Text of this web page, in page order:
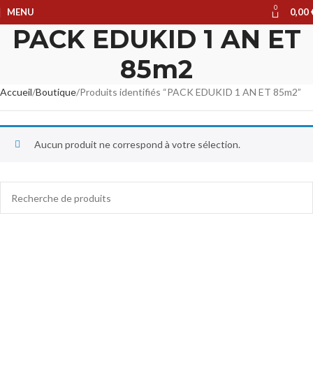
MENU 0 0,00
PACK EDUKID 1 AN ET
85m2
Accueil Boutique Produits identifiés “PACK EDUKID 1 AN ET 85m2”
Aucun produit ne correspond à votre sélection.